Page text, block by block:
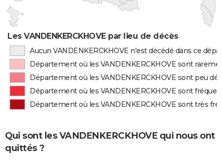
Les VANDENKERCKHOVE par lieu de décès
Aucun VANDENKERCKHOVE n'est décédé dans ce
Département où les VANDENKERCKHOVE sont
Département où les VANDENKERCKHOVE sont peu
Département où les VANDENKERCKHOVE sont
Département où les VANDENKERCKHOVE sont très
Qui sont les VANDENKERCKHOVE qui nous ont
quittés ?